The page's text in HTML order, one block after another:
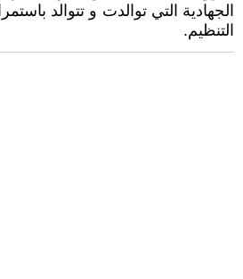
الجهادية التي توالدت و تتوالد
التنظيم.